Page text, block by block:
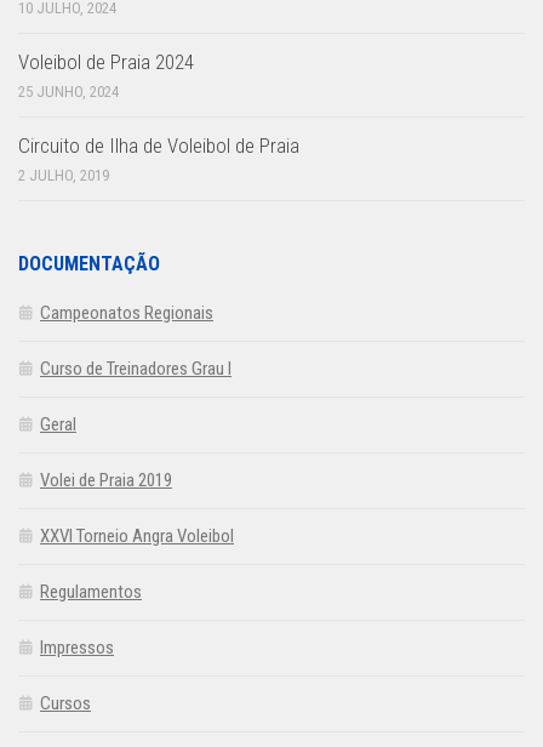
10 JULHO, 2024
Voleibol de Praia 2024
25 JUNHO, 2024
Circuito de Ilha de Voleibol de Praia
2 JULHO, 2019
DOCUMENTAÇÃO
Campeonatos Regionais
Curso de Treinadores Grau I
Geral
Volei de Praia 2019
XXVI Torneio Angra Voleibol
Regulamentos
Impressos
Cursos